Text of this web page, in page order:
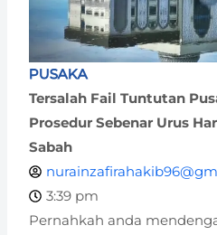
PUSAKA
Tersalah Fail Tuntutan
Prosedur Sebenar Urus
Sabah
3:39 pm
Pernahkah anda